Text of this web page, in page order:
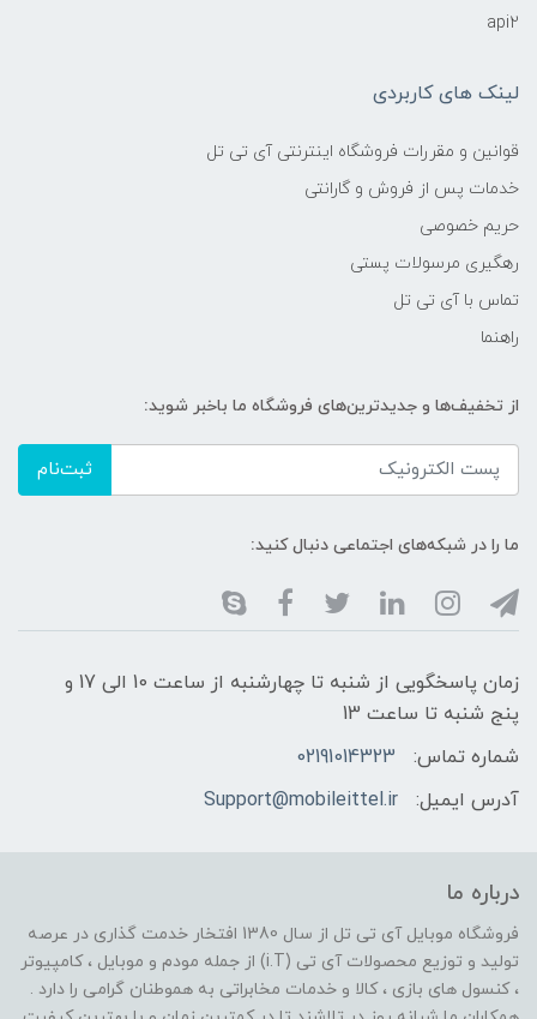
api2
لینک های کاربردی
قوانین و مقررات فروشگاه اینترنتی آی تی تل
خدمات پس از فروش و گارانتی
حریم خصوصی
رهگیری مرسولات پستی
تماس با آی تی تل
راهنما
از تخفیف‌ها و جدیدترین‌های فروشگاه ما باخبر شوید:
ثبت‌نام
ما را در شبکه‌های اجتماعی دنبال کنید:
زمان پاسخگویی از شنبه تا چهارشنبه از ساعت 10 الی 17 و
پنج شنبه تا ساعت 13
شماره تماس:
02191014323
آدرس ایمیل:
Support@mobileittel.ir
درباره ما
فروشگاه موبایل آی تی تل از سال 1380 افتخار خدمت گذاری در عرصه
تولید و توزیع محصولات آی تی (i.T) از جمله مودم و موبایل ، کامپیوتر
، کنسول های بازی ، کالا و خدمات مخابراتی به هموطنان گرامی را دارد .